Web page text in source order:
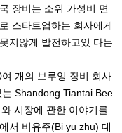
장비는 소위 가성비 면
스타트업하는 회사에게
지않게 발전하고있 다는
개의 브루잉 장비 회사
Shandong Tiantai Bee
시장에 관한 이야기를
서 비유주(Bi yu zhu) 대